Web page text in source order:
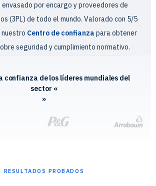
por encargo y proveedores de
(3PL) de todo el mundo. Valorado con 5/5
nuestro Centro de confianza para obtener
seguridad y cumplimiento normativo.
confianza de los líderes mundiales del
sector «
»
RESULTADOS PROBADOS